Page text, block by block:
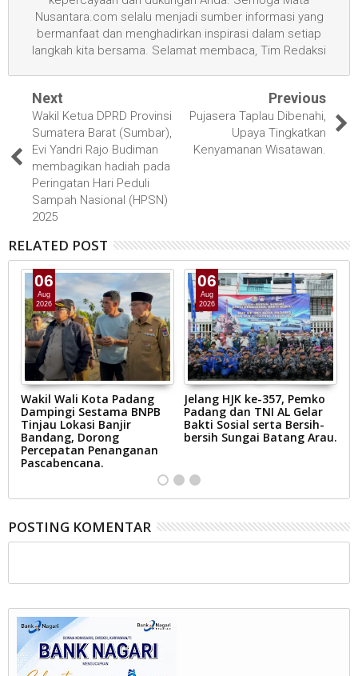
Nusantara.com selalu menjadi sumber informasi yang
bermanfaat dan menghadirkan inspirasi dalam setiap
langkah kita bersama. Selamat membaca, Tim Redaksi
Next
Wakil Ketua DPRD Provinsi
Sumatera Barat (Sumbar),
Evi Yandri Rajo Budiman
membagikan hadiah pada
Peringatan Hari Peduli
Sampah Nasional (HPSN)
2025
Previous
Pujasera Taplau Dibenahi,
Upaya Tingkatkan
Kenyamanan Wisatawan.
RELATED POST
06
Aug
2026
Wakil Wali Kota Padang
Dampingi Sestama BNPB
Tinjau Lokasi Banjir
Bandang, Dorong
Percepatan Penanganan
Pascabencana.
06
Aug
2026
Jelang HJK ke-357, Pemko
Padang dan TNI AL Gelar
Bakti Sosial serta Bersih-
bersih Sungai Batang Arau.
POSTING KOMENTAR